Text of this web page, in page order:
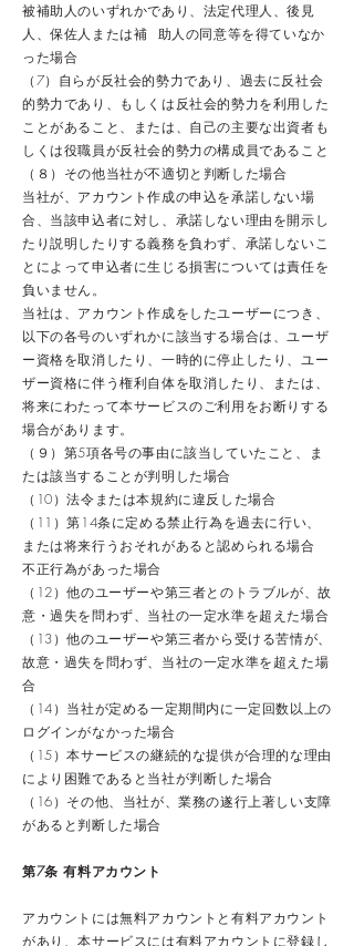
被補助人のいずれかであり、法定代理人、後見
人、保佐人または補 助人の同意等を得ていなか
った場合
（7）自らが反社会的勢力であり、過去に反社会
的勢力であり、もしくは反社会的勢力を利用した
ことがあること、または、自己の主要な出資者も
しくは役職員が反社会的勢力の構成員であること
（８）その他当社が不適切と判断した場合
当社が、アカウント作成の申込を承諾しない場
合、当該申込者に対し、承諾しない理由を開示し
たり説明したりする義務を負わず、承諾しないこ
とによって申込者に生じる損害については責任を
負いません。
当社は、アカウント作成をしたユーザーにつき、
以下の各号のいずれかに該当する場合は、ユーザ
ー資格を取消したり、一時的に停止したり、ユー
ザー資格に伴う権利自体を取消したり、または、
将来にわたって本サービスのご利用をお断りする
場合があります。
（９）第5項各号の事由に該当していたこと、ま
たは該当することが判明した場合
（10）法令または本規約に違反した場合
（11）第14条に定める禁止行為を過去に行い、
または将来行うおそれがあると認められる場合
不正行為があった場合
（12）他のユーザーや第三者とのトラブルが、故
意・過失を問わず、当社の一定水準を超えた場合
（13）他のユーザーや第三者から受ける苦情が、
故意・過失を問わず、当社の一定水準を超えた場
合
（14）当社が定める一定期間内に一定回数以上の
ログインがなかった場合
（15）本サービスの継続的な提供が合理的な理由
により困難であると当社が判断した場合
（16）その他、当社が、業務の遂行上著しい支障
があると判断した場合
第7条 有料アカウント
アカウントには無料アカウントと有料アカウント
があり、本サービスには有料アカウントに登録し